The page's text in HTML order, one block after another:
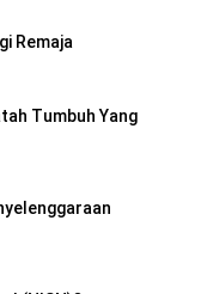
Remaja
Tumbuh Yang